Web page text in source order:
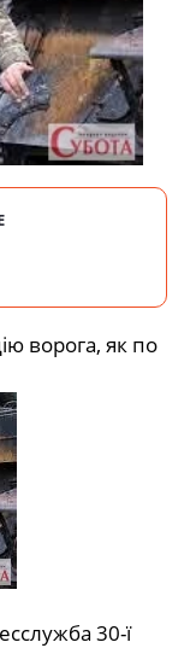
ворога, як по
30-ї